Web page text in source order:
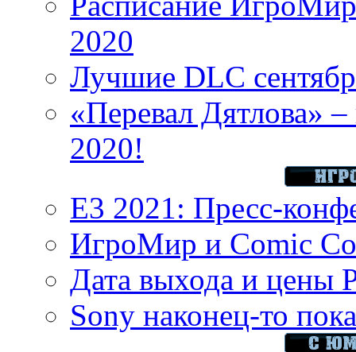
2020
Лучшие DLC
«Перевал Дятлова»
2020!
E3 2021: Пресс-
ИгроМир и Comic
Дата выхода и цены
Sony наконец-то